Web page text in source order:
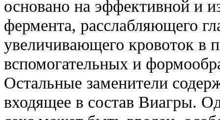
основано на эффективной и
фермента, расслабляющего
увеличивающего кровоток в
вспомогательных и
Остальные заменители
входящее в состав Виагры.